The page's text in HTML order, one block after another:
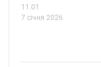
11.01
7 січня 2026